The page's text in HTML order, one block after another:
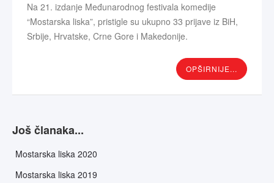
Na 21. izdanje Međunarodnog festivala komedije
“Mostarska liska”, pristigle su ukupno 33 prijave iz BiH,
Srbije, Hrvatske, Crne Gore i Makedonije.
OPŠIRNIJE...
Još članaka...
Mostarska liska 2020
Mostarska liska 2019